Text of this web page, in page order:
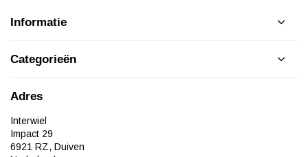
Informatie
Categorieën
Adres
Interwiel
Impact 29
6921 RZ, Duiven